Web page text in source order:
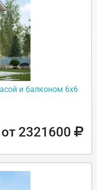
и балконом 6х6
от 2321600